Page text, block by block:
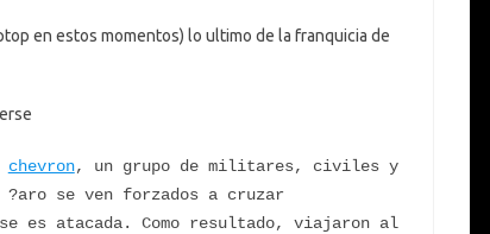
en estos momentos) lo ultimo de la franquicia de
chevron, un grupo de militares, civiles y
se ven forzados a cruzar
es atacada. Como resultado, viajaron al